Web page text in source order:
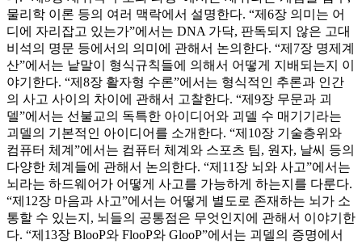
물리학 이론 등의 여러 맥락에서 설명한다. “제6장 의미는 어
디에 자리잡고 있는가”에서는 DNA 가닥, 판독되지 않은 고대
비석의 명문 등에서의 의미에 관해서 논의한다. “제7장 명제계
산”에서는 낱말이 형식규칙들에 의해서 어떻게 지배되는지 이
야기한다. “제8장 활자형 수론”에서는 형식적인 추론과 인간
의 사고 사이의 차이에 관해서 고찰한다. “제9장 무문과 괴
델”에서는 선불교의 독특한 아이디어와 괴델 수 매기기라는
괴델의 기본적인 아이디어를 소개한다. “제10장 기술층위와
컴퓨터 체계”에서는 컴퓨터 체계와 스포츠 팀, 원자, 날씨 등의
다양한 체계들에 관해서 논의한다. “제11장 뇌와 사고”에서는
뇌라는 하드웨어가 어떻게 사고를 가능하게 하는지를 다룬다.
“제12장 마음과 사고”에서는 어떻게 별도로 존재하는 뇌가 소
통할 수 있는지, 뇌들의 공통점은 무엇인지에 관해서 이야기한
다. “제13장 BlooP와 FlooP와 GlooP”에서는 괴델의 증명에서